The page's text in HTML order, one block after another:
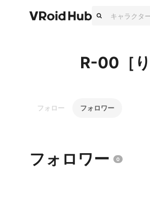
R-00［
フォロー フォロワー
フォロワー 0